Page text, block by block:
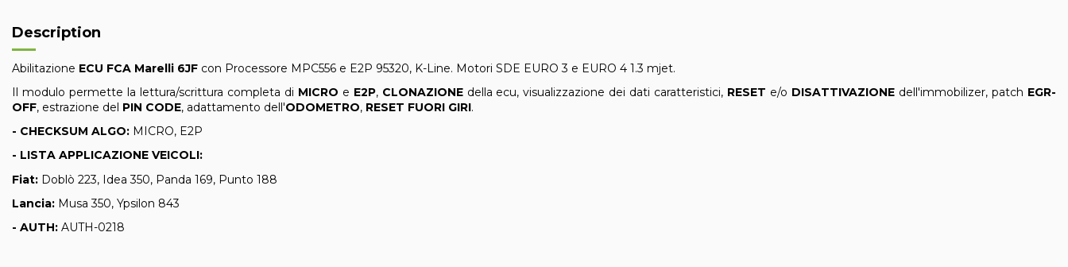
Description
Abilitazione ECU FCA Marelli 6JF con Processore MPC556 e E2P 95320, K-Line. Motori SDE EURO 3 e EURO 4 1.3 mjet.
Il modulo permette la lettura/scrittura completa di MICRO e E2P, CLONAZIONEdella ecu, visualizzazione dei dati caratteristici, RESET e/o DISATTIVAZIONE dell'immobilizer, patch EGR-
OFF, estrazione del PIN CODE, adattamento dell'ODOMETRO, RESET FUORI GIRI.
- CHECKSUM ALGO: MICRO, E2P
- LISTA APPLICAZIONE VEICOLI:
Fiat: Doblò 223, Idea 350, Panda 169, Punto 188
Lancia: Musa 350, Ypsilon 843
- AUTH: AUTH-0218